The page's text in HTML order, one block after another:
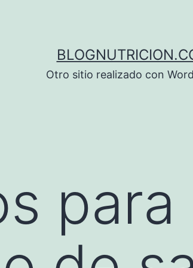
Otro sitio realizado con